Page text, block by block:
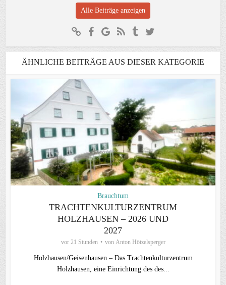
Alle Beiträge anzeigen
ÄHNLICHE BEITRÄGE AUS DIESER KATEGORIE
Brauchtum
TRACHTENKULTURZENTRUM
HOLZHAUSEN – 2026 UND
2027
vor 21 Stunden von Anton Hötzelsperger
Holzhausen/Geisenhausen – Das Trachtenkulturzentrum
Holzhausen, eine Einrichtung des des...